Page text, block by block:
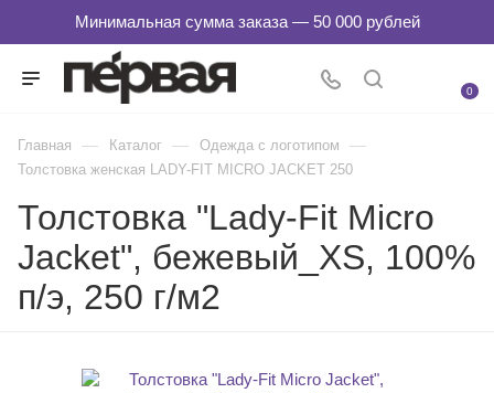
0
Главная — Каталог — Одежда с логотипом —
Толстовка женская LADY-FIT MICRO JACKET 250
Толстовка "Lady-Fit Micro
Jacket", бежевый_XS, 100%
п/э, 250 г/м2